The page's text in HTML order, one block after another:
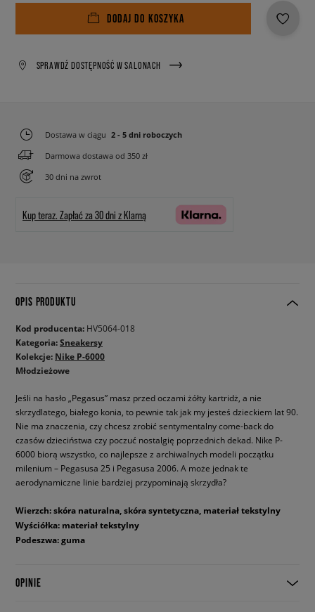
DODAJ DO KOSZYKA
SPRAWDŹ DOSTĘPNOŚĆ W SALONACH
Dostawa w ciągu 2 - 5 dni roboczych
Darmowa dostawa od 350 zł
30 dni na zwrot
Kup teraz. Zapłać za 30 dni z Klarną
OPIS PRODUKTU
Kod producenta: HV5064-018
Kategoria:Sneakersy
Kolekcje: Nike P-6000
Młodzieżowe
Jeśli na hasło „Pegasus” masz przed oczami żółty kartridż, a nie
skrzydlatego, białego konia, to pewnie tak jak my jesteś dzieckiem lat 90.
Nie ma znaczenia, czy chcesz zrobić sentymentalny come-back do
czasów dzieciństwa czy poczuć nostalgię poprzednich dekad. Nike P-
6000 biorą wszystko, co najlepsze z archiwalnych modeli początku
milenium – Pegasusa 25 i Pegasusa 2006. A może jednak te
aerodynamiczne linie bardziej przypominają skrzydła?
Wierzch: skóra naturalna, skóra syntetyczna, materiał tekstylny
Wyściółka: materiał tekstylny
Podeszwa: guma
OPINIE